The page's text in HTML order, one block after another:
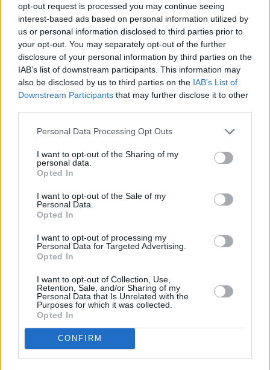
opt-out request is processed you may continue seeing
interest-based ads based on personal information utilized by
us or personal information disclosed to third parties prior to
your opt-out. You may separately opt-out of the further
disclosure of your personal information by third parties on the
IAB’s list of downstream participants. This information may
also be disclosed by us to third parties on the IAB’s List of
Downstream Participants that may further disclose it to other
Personal Data Processing Opt Outs
I want to opt-out of the Sharing of my
personal data.
Opted In
I want to opt-out of the Sale of my
Personal Data.
Opted In
I want to opt-out of processing my
Personal Data for Targeted Advertising.
Opted In
I want to opt-out of Collection, Use,
Retention, Sale, and/or Sharing of my
Personal Data that Is Unrelated with the
Purposes for which it was collected.
Opted In
CONFIRM
paciencia, a la ambición de un joven jugador que quiere
hacer historia con el conjunto azulillo. “Solo falta —
agrega— que nuestro buen juego se traduzca en victorias.
El partido ante el San Roque de Lepe debe servir de punto
de inflexión”, afirma.